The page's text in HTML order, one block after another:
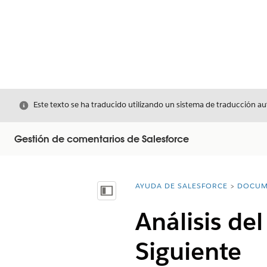
Cerrar
Este texto se ha traducido utilizando un sistema de traducción
Gestión de comentarios de Salesforce
Mostrar índice de materias
Usted está aquí:
AYUDA DE SALESFORCE
Análisis
Siguiente